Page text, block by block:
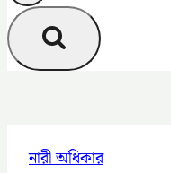
নারী অধিকার